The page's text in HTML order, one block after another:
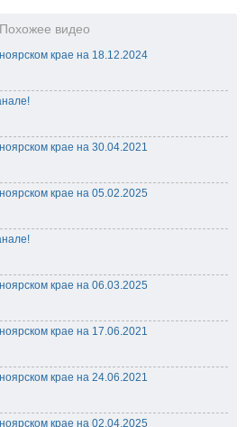
Похожее видео
крае на 18.12.2024
крае на 30.04.2021
крае на 05.02.2025
крае на 06.03.2025
крае на 17.06.2021
крае на 24.06.2021
крае на 02.04.2025